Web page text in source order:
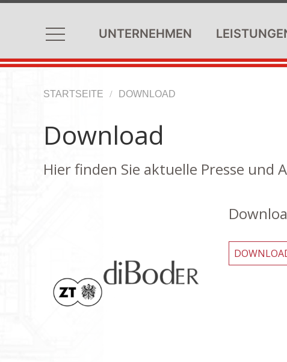
UNTERNEHMEN
STARTSEITE DOWNLOAD
Download
Hier finden Sie aktuelle Presse und